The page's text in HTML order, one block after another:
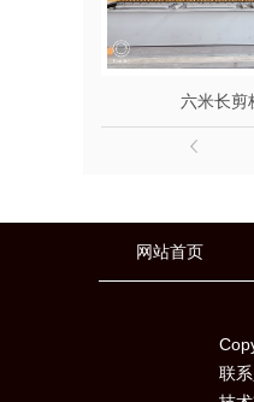
六米长剪
网站首页
联